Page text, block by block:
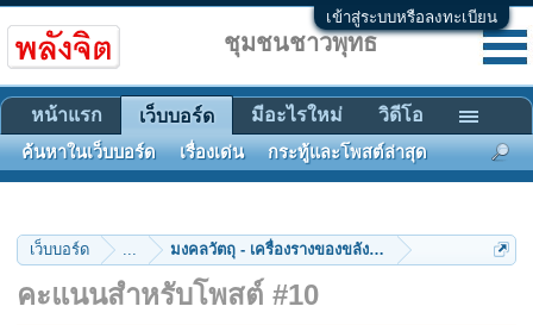
เข้าสู่ระบบหรือลงทะเบียน
เว็บบอร์ด ... มงคลวัตถุ - เครื่องรางของขลัง (๑๒)
คะแนนสำหรับโพสต์ #10
ชุมชนชาวพุทธ
หน้าแรก เว็บบอร์ด
ค้นหาในเว็บบอร์ด เรื่องเด่น กระทู้และโพสต์ล่าสุด
มีอะไรใหม่ วิดีโอ